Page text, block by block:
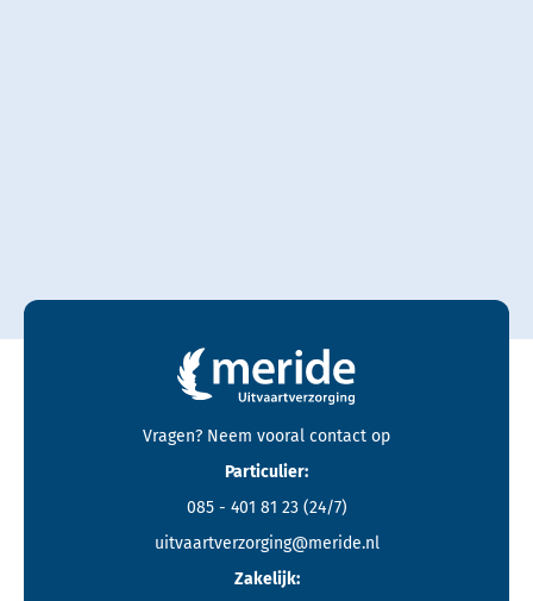
Contactgegevens en footer menu van Meride
Vragen? Neem vooral contact op
Particulier:
085 - 401 81 23 (24/7)
uitvaartverzorging@meride.nl
Zakelijk: